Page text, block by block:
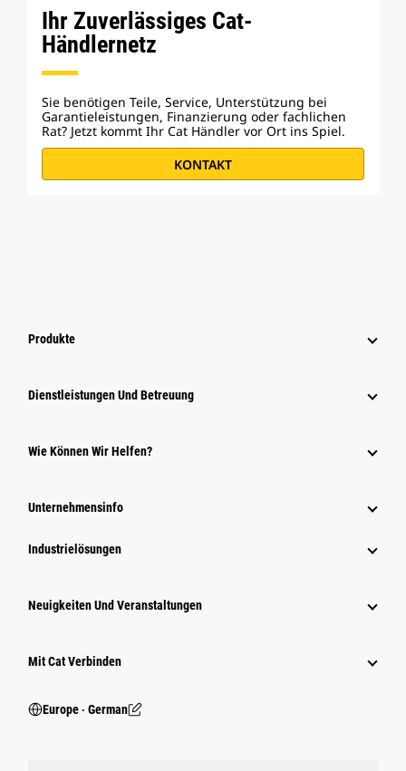
Ihr Zuverlässiges Cat-
Händlernetz
Sie benötigen Teile, Service, Unterstützung bei
Garantieleistungen, Finanzierung oder fachlichen
Rat? Jetzt kommt Ihr Cat Händler vor Ort ins Spiel.
KONTAKT
Produkte
Dienstleistungen Und Betreuung
Wie Können Wir Helfen?
Unternehmensinfo
Industrielösungen
Neuigkeiten Und Veranstaltungen
Mit Cat Verbinden
Europe ‧ German